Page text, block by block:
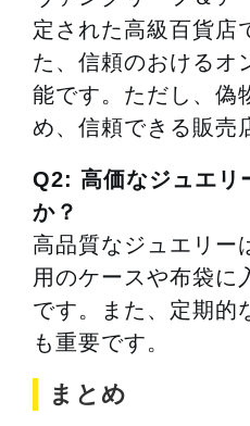
定された高級百貨店
た、信頼のおけるオ
能です。ただし、偽
め、信頼できる販売
Q2: 高価なジュエリ
か？
高品質なジュエリー
用のケースや布袋に
です。また、定期的
も重要です。
まとめ